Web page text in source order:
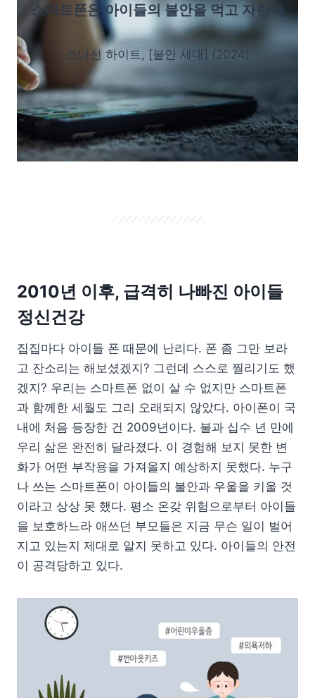
스마트폰은 아이들의 불안을 먹고 자란다
조너선 하이트, [불안 세대] (2024)
2010년 이후, 급격히 나빠진 아이들
정신건강
집집마다 아이들 폰 때문에 난리다. 폰 좀 그만 보라
고 잔소리는 해보셨겠지? 그런데 스스로 찔리기도 했
겠지? 우리는 스마트폰 없이 살 수 없지만 스마트폰
과 함께한 세월도 그리 오래되지 않았다. 아이폰이 국
내에 처음 등장한 건 2009년이다. 불과 십수 년 만에
우리 삶은 완전히 달라졌다. 이 경험해 보지 못한 변
화가 어떤 부작용을 가져올지 예상하지 못했다. 누구
나 쓰는 스마트폰이 아이들의 불안과 우울을 키울 것
이라고 상상 못 했다. 평소 온갖 위험으로부터 아이들
을 보호하느라 애쓰던 부모들은 지금 무슨 일이 벌어
지고 있는지 제대로 알지 못하고 있다. 아이들의 안전
이 공격당하고 있다.